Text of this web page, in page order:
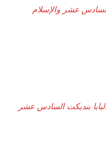
السادس عشر والإسلام
بنديكت السادس عشر